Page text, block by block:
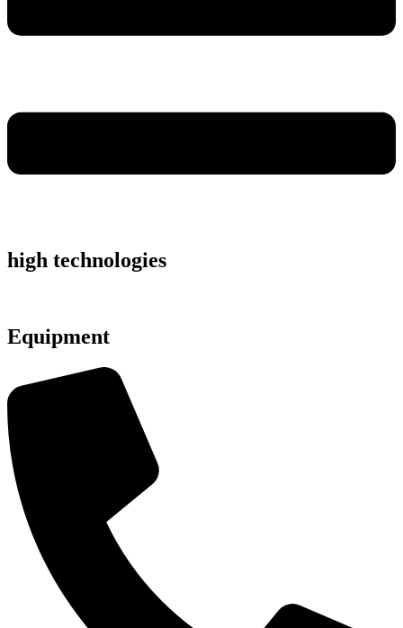
high technologies
Equipment